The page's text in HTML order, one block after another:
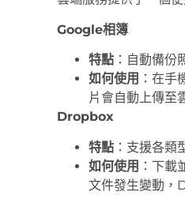
Google相簿
特點 ：自動備份
如何使用 ：在
片會自動上傳至
Dropbox
特點 ：支援各類
如何使用 ：下
文件發生變動，